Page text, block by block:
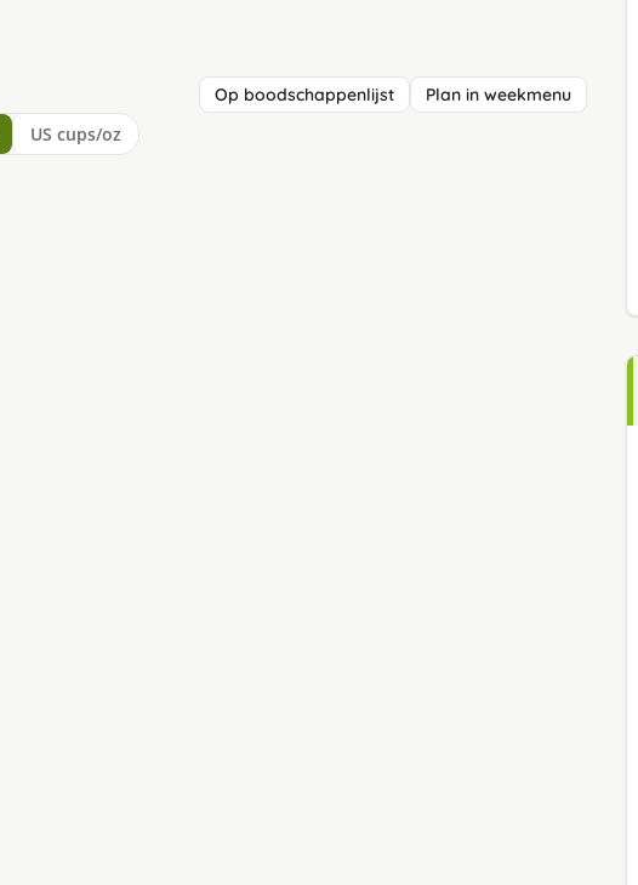
Op boodschappenlijst Plan in weekmenu
US cups/oz